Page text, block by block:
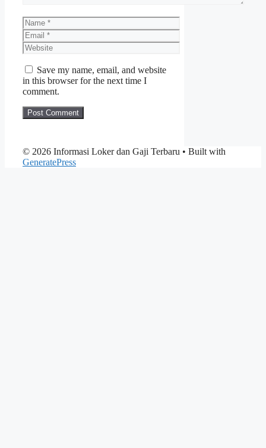
Name
Email
Website
Save my name, email, and website
in this browser for the next time I
comment.
© 2026 Informasi Loker dan Gaji Terbaru • Built with
GeneratePress